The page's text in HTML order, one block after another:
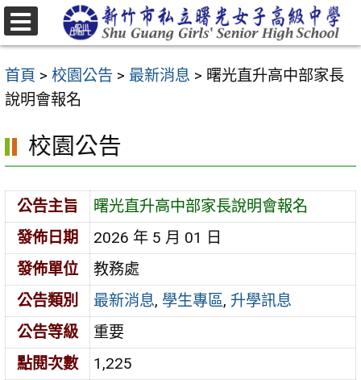
跳
至
要
內
區
首頁 > 校園公告 > 最新消息 > 曙光直升高中部家長
說明會報名
校園公告
公告主旨
曙光直升高中部家長說明會報名
發佈日期
2026 年 5 月 01 日
發佈單位
教務處
公告類別
最新消息, 學生專區, 升學訊息
公告等級
重要
點閱次數
1,225
選
單